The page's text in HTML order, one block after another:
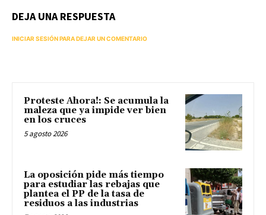
DEJA UNA RESPUESTA
INICIAR SESIÓN PARA DEJAR UN COMENTARIO
Proteste Ahora!: Se acumula la
maleza que ya impide ver bien
en los cruces
5 agosto 2026
La oposición pide más tiempo
para estudiar las rebajas que
plantea el PP de la tasa de
residuos a las industrias